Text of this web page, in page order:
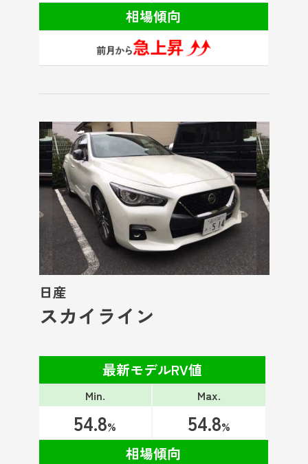
相場傾向
日産
スカイライン
最新モデルRV値
Min.
54.8%
Max.
54.8%
相場傾向